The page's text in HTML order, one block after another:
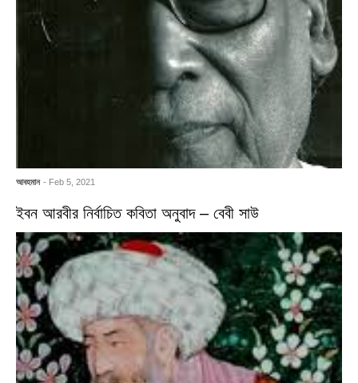
আবহমান - Feb 5, 2021
ইবন আরবীর নির্বাচিত কবিতা অনুবাদ – বেবী সাউ